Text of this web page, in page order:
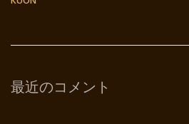
最近のコメント